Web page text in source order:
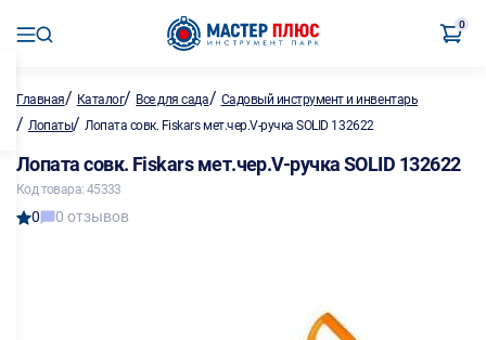
0
Главная/ Каталог/ Все для сада/ Садовый инструмент и инвентарь
/ Лопаты/Лопата совк. Fiskars мет.чер.V-ручка SOLID 132622
Лопата совк. Fiskars мет.чер.V-ручка SOLID 132622
Код товара: 45333
0 0 отзывов